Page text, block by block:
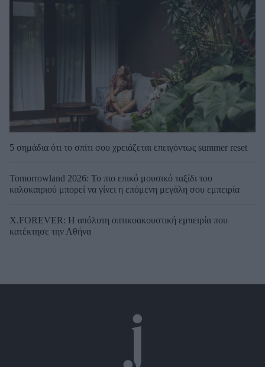
5 σημάδια ότι το σπίτι σου χρειάζεται επειγόντως summer reset
Tomorrowland 2026: Το πιο επικό μουσικό ταξίδι του
καλοκαιριού μπορεί να γίνει η επόμενη μεγάλη σου εμπειρία
X.FOREVER: Η απόλυτη οπτικοακουστική εμπειρία που
κατέκτησε την Αθήνα